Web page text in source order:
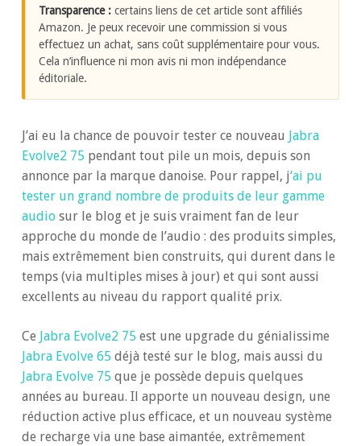
Transparence : certains liens de cet article sont affiliés
Amazon. Je peux recevoir une commission si vous
effectuez un achat, sans coût supplémentaire pour vous.
Cela n’influence ni mon avis ni mon indépendance
éditoriale.
J’ai eu la chance de pouvoir tester ce nouveau Jabra
Evolve2 75pendant tout pile un mois, depuis son
annonce par la marque danoise. Pour rappel, j‘ai pu
tester un grand nombre de produits de leur gamme
audiosur le blog et je suis vraiment fan de leur
approche du monde de l’audio : des produits simples,
mais extrêmement bien construits, qui durent dans le
temps (via multiples mises à jour) et qui sont aussi
excellents au niveau du rapport qualité prix.
Ce Jabra Evolve2 75est une upgrade du génialissime
Jabra Evolve 65déjà testé sur le blog, mais aussi du
Jabra Evolve 75que je possède depuis quelques
années au bureau. Il apporte un nouveau design, une
réduction active plus efficace, et un nouveau système
de recharge via une base aimantée, extrêmement